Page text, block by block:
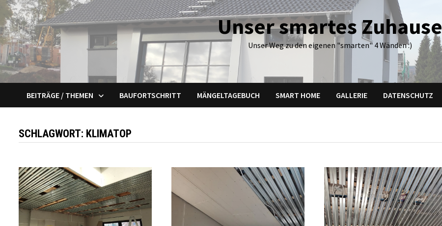
Zum
Inhalt
springen
Unser smartes Zuhause
Unser Weg zu den eigenen "smarten" 4 Wänden :)
BEITRÄGE / THEMEN BAUFORTSCHRITT MÄNGELTAGEBUCH SMART HOME GALLERIE DATENSCHUTZ
SCHLAGWORT: KLIMATOP